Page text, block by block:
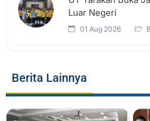
Luar Negeri
01 Aug 2026
Berita Lainnya